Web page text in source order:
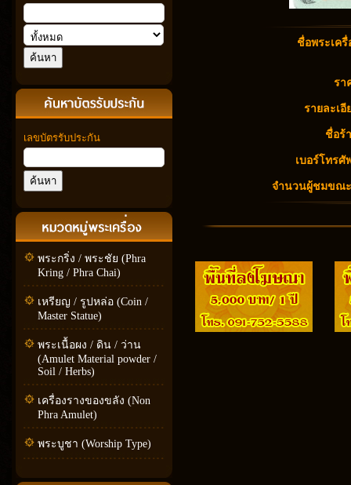
เลขบัตรรับประกัน
พระกริ่ง / พระชัย (Phra
Kring / Phra Chai)
เหรียญ / รูปหล่อ (Coin /
Master Statue)
พระเนื้อผง / ดิน / ว่าน
(Amulet Material powder /
Soil / Herbs)
เครื่องรางของขลัง (Non
Phra Amulet)
พระบูชา (Worship Type)
ชื่อพระเครื่
รา
รายละเอี
ชื่อร้
เบอร์โทรศั
จำนวนผู้ชมขณ